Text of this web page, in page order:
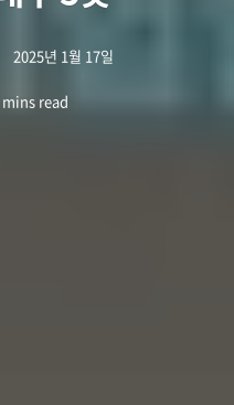
2025년 1월 17일
read